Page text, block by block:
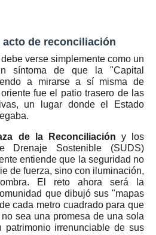
de reconciliación
verse simplemente como un
síntoma de que la "Capital
a mirarse a sí misma de
fue el patio trasero de las
un lugar donde el Estado
de la Reconciliación y los
Drenaje Sostenible (SUDS)
entiende que la seguridad no
de fuerza, sino con iluminación,
El reto ahora será la
que dibujó sus "mapas
cada metro cuadrado para que
sea una promesa de una sola
patrimonio irrenunciable de sus